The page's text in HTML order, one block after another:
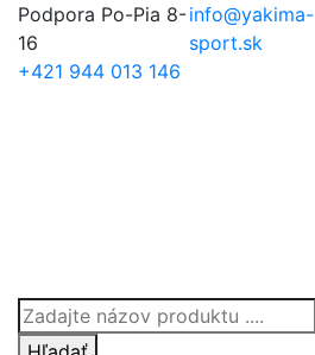
Podpora Po-Pia 8-
16
+421 944 013 146
info@yakima-
sport.sk
Products
search